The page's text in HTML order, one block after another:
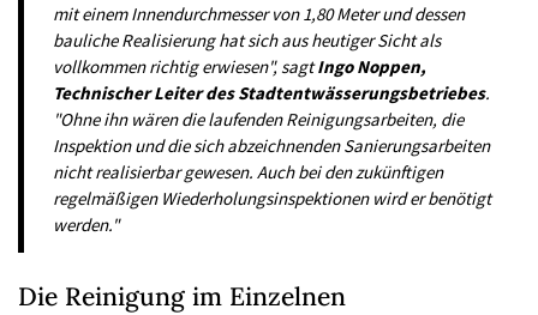
mit einem Innendurchmesser von 1,80 Meter und dessen
bauliche Realisierung hat sich aus heutiger Sicht als
vollkommen richtig erwiesen", sagtIngo Noppen,
Technischer Leiter des Stadtentwässerungsbetriebes.
"Ohne ihn wären die laufenden Reinigungsarbeiten, die
Inspektion und die sich abzeichnenden Sanierungsarbeiten
nicht realisierbar gewesen. Auch bei den zukünftigen
regelmäßigen Wiederholungsinspektionen wird er benötigt
werden."
Die Reinigung im Einzelnen